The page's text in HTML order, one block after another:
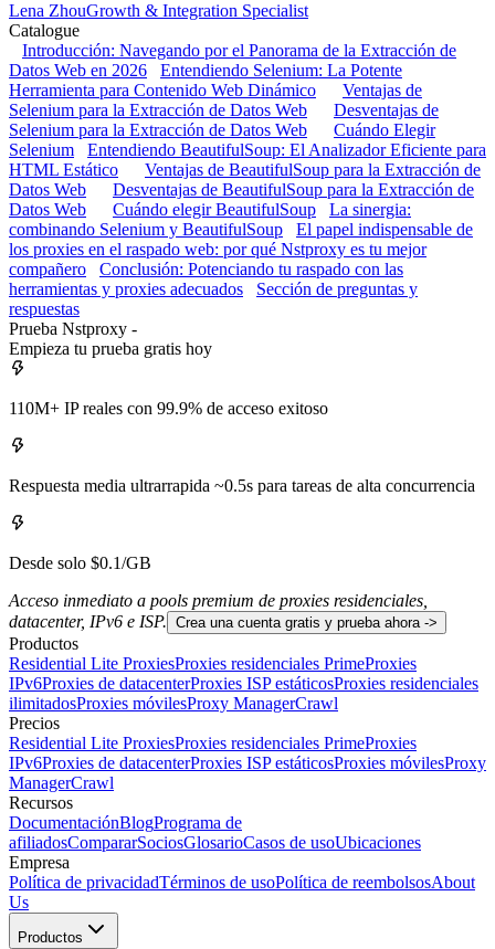
Lena ZhouGrowth & Integration Specialist
Catalogue
Introducción: Navegando por el Panorama de la Extracción de
Datos Web en 2026
Entendiendo Selenium: La Potente
Herramienta para Contenido Web Dinámico
Ventajas de
Selenium para la Extracción de Datos Web
Desventajas de
Selenium para la Extracción de Datos Web
Cuándo Elegir
Selenium
Entendiendo BeautifulSoup: El Analizador Eficiente para
HTML Estático
Ventajas de BeautifulSoup para la Extracción de
Datos Web
Desventajas de BeautifulSoup para la Extracción de
Datos Web
Cuándo elegir BeautifulSoup
La sinergia:
combinando Selenium y BeautifulSoup
El papel indispensable de
los proxies en el raspado web: por qué Nstproxy es tu mejor
compañero
Conclusión: Potenciando tu raspado con las
herramientas y proxies adecuados
Sección de preguntas y
respuestas
Prueba Nstproxy -
Empieza tu prueba gratis hoy
110M+ IP reales con 99.9% de acceso exitoso
Respuesta media ultrarrapida ~0.5s para tareas de alta concurrencia
Desde solo $0.1/GB
Acceso inmediato a pools premium de proxies residenciales,
datacenter, IPv6 e ISP. Crea una cuenta gratis y prueba ahora ->
Productos
Residential Lite ProxiesProxies residenciales PrimeProxies
IPv6Proxies de datacenterProxies ISP estáticosProxies residenciales
ilimitadosProxies móvilesProxy ManagerCrawl
Precios
Residential Lite ProxiesProxies residenciales PrimeProxies
IPv6Proxies de datacenterProxies ISP estáticosProxies móvilesProxy
ManagerCrawl
Recursos
DocumentaciónBlogPrograma de
afiliadosCompararSociosGlosarioCasos de usoUbicaciones
Empresa
Política de privacidadTérminos de usoPolítica de reembolsosAbout
Us
Productos